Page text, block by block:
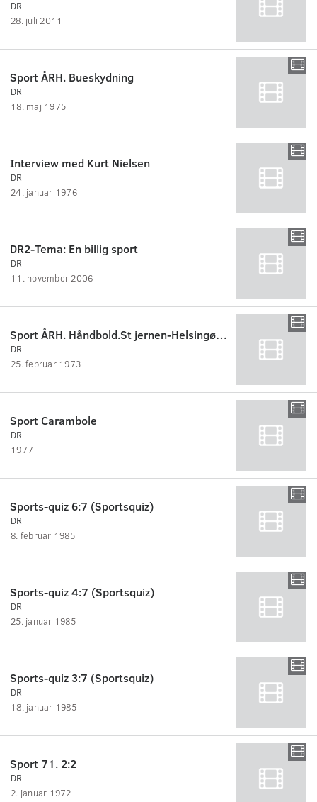
DR
28. juli 2011
Sport ÅRH. Bueskydning
DR
18. maj 1975
Interview med Kurt Nielsen
DR
24. januar 1976
DR2-Tema: En billig sport
DR
11. november 2006
Sport ÅRH. Håndbold.St jernen-Helsingør i Odense Idræts-hal:
DR
25. februar 1973
Sport Carambole
DR
1977
Sports-quiz 6:7 (Sportsquiz)
DR
8. februar 1985
Sports-quiz 4:7 (Sportsquiz)
DR
25. januar 1985
Sports-quiz 3:7 (Sportsquiz)
DR
18. januar 1985
Sport 71. 2:2
DR
2. januar 1972